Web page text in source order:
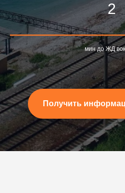
2
мин до ЖД
Получить